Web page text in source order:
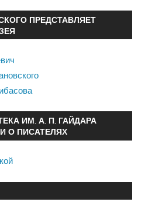
ПРЕДСТАВЛЯЕТ
ИМ. А. П. ГАЙДАРА
О ПИСАТЕЛЯХ